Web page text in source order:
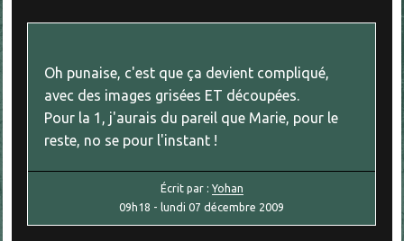
Oh punaise, c'est que ça devient compliqué,
avec des images grisées ET découpées.
Pour la 1, j'aurais du pareil que Marie, pour le
reste, no se pour l'instant !
Écrit par : Yohan
09h18 - lundi 07 décembre 2009